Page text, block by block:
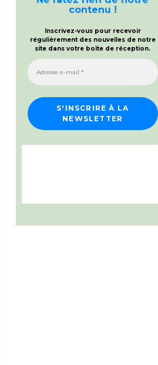
contenu !
Inscrivez-vous pour recevoir
régulièrement des nouvelles de notre
site dans votre boîte de réception.